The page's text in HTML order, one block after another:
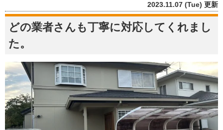
2023.11.07 (Tue) 更新
どの業者さんも丁寧に対応してくれまし
た。